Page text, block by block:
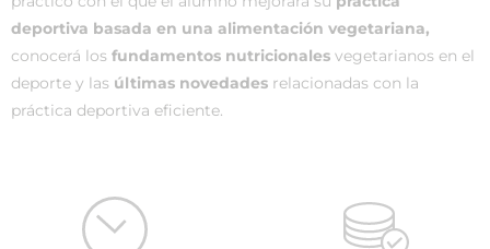
deportiva basada en una alimentación vegetariana,
conocerá los fundamentos nutricionales vegetarianos en el
deporte y las últimas novedades relacionadas con la
práctica deportiva eficiente.